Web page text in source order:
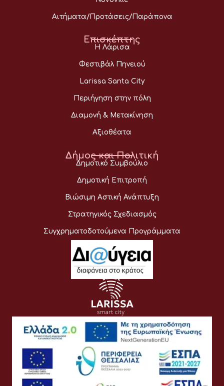
Αιτήματα/Προτάσεις/Παράπονα
Επισκέπτης
Η Λάρισα
Φεστιβάλ Πηνειού
Larissa Santa City
Περιήγηση στην πόλη
Διαμονή & Μετακίνηση
Αξιοθέατα
Δήμος και Πολιτική
Δημοτικό Συμβούλιο
Δημοτική Επιτροπή
Βιώσιμη Αστική Ανάπτυξη
Στρατηγικός Σχεδιασμός
Συγχρηματοδοτούμενα Προγράμματα